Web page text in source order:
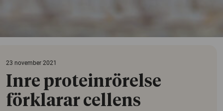
23 november 2021
Inre proteinrörelse
förklarar cellens